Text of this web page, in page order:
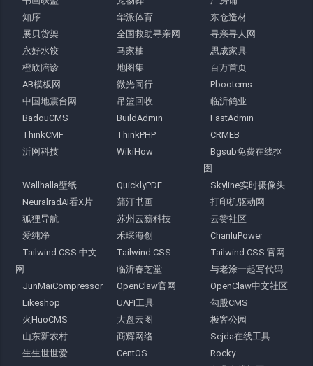
知序
华派体育
东仓造材
展贝货架
全国救助寻亲网
寻亲寻人网
永好水饺
马家柚
思成家具
橙欣陪诊
地图集
百万首页
AB模板网
微光同行
Pbootcms
中国地震台网
吊篮回收
临沂鸽业
BadouCMS
BuildAdmin
FastAdmin
ThinkCMF
ThinkPHP
CRMEB
沂网科技
WikiHow
Bgsub免费在线抠
图
Wallhalla壁纸
QuicklyPDF
Skyline实时摄像头
NeuralradAI看X片
蒲汀书画
打印机驱动网
狐狸导航
苏州云薪科技
云赞社区
爱纯净
禾琛海创
ChanluPower
Tailwind CSS 中文
网
Tailwind CSS
Tailwind CSS 官网
临沂春芝堂
与老涂一起写代码
JunMaiCompressor
OpenClaw官网
OpenClaw中文社区
Likeshop
UAPI工具
勾股CMS
火HuoCMS
大盘云图
极客公园
山东新农村
商辉网络
Sejda在线工具
生生世世爱
CentOS
Rocky